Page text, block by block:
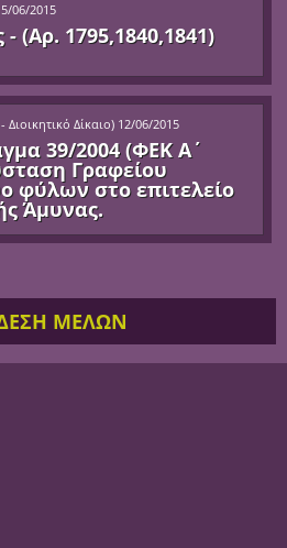
06/2015
(Αρ. 1795,1840,1841)
Δίκαιο) 12/06/2015
39/2004 (ΦΕΚ Α΄
Γραφείου
φύλων στο επιτελείο
Άμυνας.
ΜΕΛΩΝ